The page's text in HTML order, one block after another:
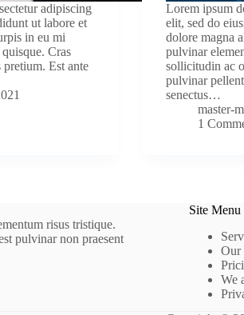
adipiscing
ut labore et
in eu mi
Cras
pretium. Est ante
Lorem ipsum
elit, sed do
dolore magna
pulvinar
sollicitudin ac
pulvinar
senectus…
master-
1
risus tristique.
pulvinar non praesent
Site Menu
Our
We